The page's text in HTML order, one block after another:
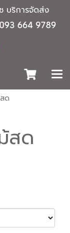
บริการจัดส่ง
ด
สด